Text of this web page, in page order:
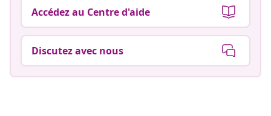
Accédez au Centre d'aide
Discutez avec nous